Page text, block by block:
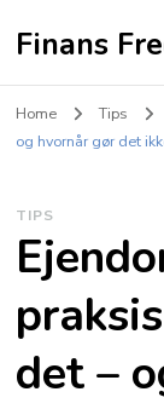
Finans
Home Tips
og hvornår gør det
TIPS
det –